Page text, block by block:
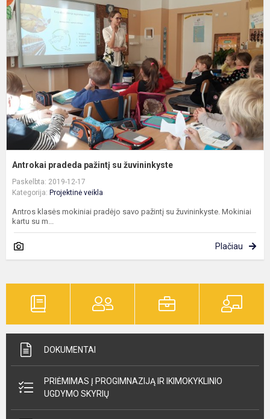
Antrokai pradeda pažintį su žuvininkyste
Paskelbta: 2019-12-17
Kategorija: Projektinė veikla
Antros klasės mokiniai pradėjo savo pažintį su žuvininkyste. Mokiniai
kartu su m...
Plačiau
DOKUMENTAI
PRIĖMIMAS Į PROGIMNAZIJĄ IR IKIMOKYKLINIO
UGDYMO SKYRIŲ